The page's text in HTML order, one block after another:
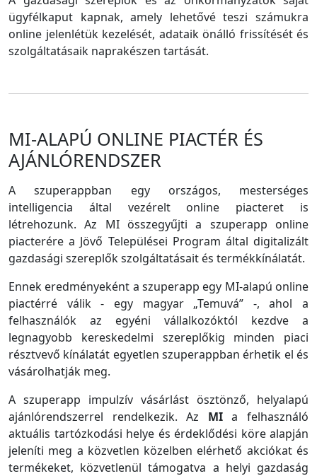
ügyfélkaput kapnak, amely lehetővé teszi számukra
online jelenlétük kezelését, adataik önálló frissítését és
szolgáltatásaik naprakészen tartását.
MI-ALAPÚ ONLINE PIACTÉR ÉS
AJÁNLÓRENDSZER
A szuperappban egy országos, mesterséges
intelligencia által vezérelt online piacteret is
létrehozunk. Az MI összegyűjti a szuperapp online
piacterére a Jövő Települései Program által digitalizált
gazdasági szereplők szolgáltatásait és termékkínálatát.
Ennek eredményeként a szuperapp egy MI-alapú online
piactérré válik - egy magyar „Temuvá” -, ahol a
felhasználók az egyéni vállalkozóktól kezdve a
legnagyobb kereskedelmi szereplőkig minden piaci
résztvevő kínálatát egyetlen szuperappban érhetik el és
vásárolhatják meg.
A szuperapp impulzív vásárlást ösztönző, helyalapú
ajánlórendszerrel rendelkezik. Az MIa felhasználó
aktuális tartózkodási helye és érdeklődési köre alapján
jeleníti meg a közvetlen közelben elérhető akciókat és
termékeket, közvetlenül támogatva a helyi gazdaság